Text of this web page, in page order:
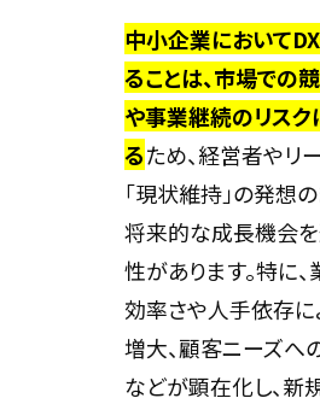
中小企業において
ることは、市場での
や事業継続のリスク
るため、経営者やリ
「現状維持」の発想
将来的な成長機会
性があります。特に
効率さや人手依存に
増大、顧客ニーズへ
などが顕在化し、新